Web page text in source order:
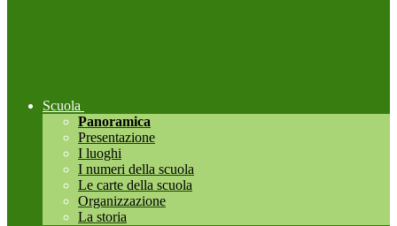
Scuola
Panoramica
Presentazione
I luoghi
I numeri della scuola
Le carte della scuola
Organizzazione
La storia